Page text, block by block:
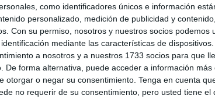
como identificadores únicos e información
personalizado, medición de publicidad y
Con su permiso, nosotros y nuestros socios podemos
mediante las características de
a nosotros y a nuestros 1733 socios para que
De forma alternativa, puede acceder a información
otorgar o negar su consentimiento. Tenga en cuenta
no requerir de su consentimiento, pero usted tiene el